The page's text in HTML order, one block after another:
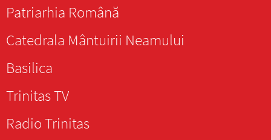
Patriarhia Română
Catedrala Mântuirii Neamului
Basilica
Trinitas TV
Radio Trinitas